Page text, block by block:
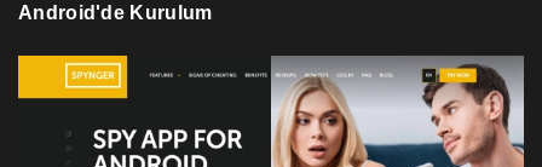
Android'de Kurulum